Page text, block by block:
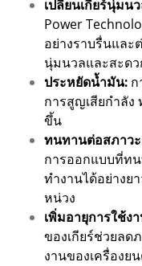
เปลี่ยนเกียร์นุ่มน
Power
อย่างราบรื่นและ
นุ่มนวลและสะด
ประหยัดน้ำมัน:
การสูญเสียกำลัง
ขึ้น
ทนทานต่อสภาว
การออกแบบที่ทน
ทำงานได้อย่างย
หน่วง
เพิ่มอายุการใช้ง
ของเกียร์ช่วยลด
งานของเครื่องย